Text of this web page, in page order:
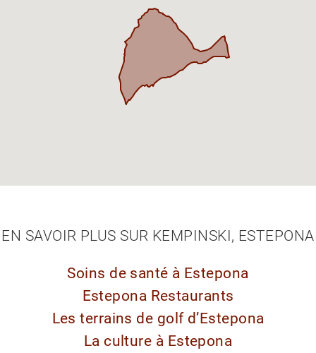
EN SAVOIR PLUS SUR KEMPINSKI, ESTEPONA
Soins de santé à Estepona
Estepona Restaurants
Les terrains de golf d’Estepona
La culture à Estepona